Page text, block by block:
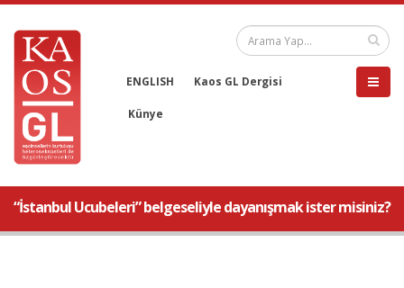
ENGLISH Kaos GL Dergisi
Künye
“İstanbul Ucubeleri” belgeseliyle dayanışmak ister misiniz?